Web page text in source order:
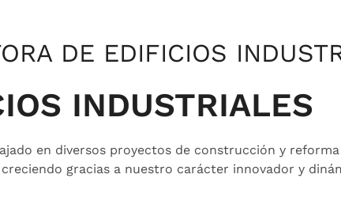
DE EDIFICIOS
INDUSTRIALES
en diversos proyectos de construcción y
gracias a nuestro carácter innovador y